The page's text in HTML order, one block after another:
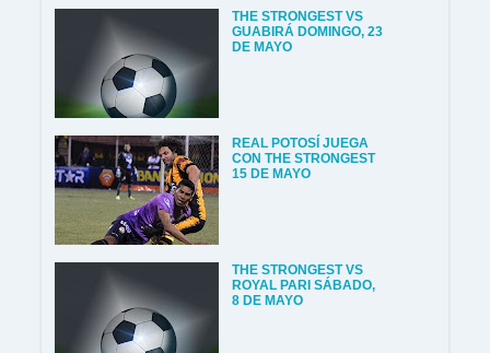
THE STRONGEST VS
GUABIRÁ DOMINGO, 23
DE MAYO
REAL POTOSÍ JUEGA
CON THE STRONGEST
15 DE MAYO
THE STRONGEST VS
ROYAL PARI SÁBADO,
8 DE MAYO